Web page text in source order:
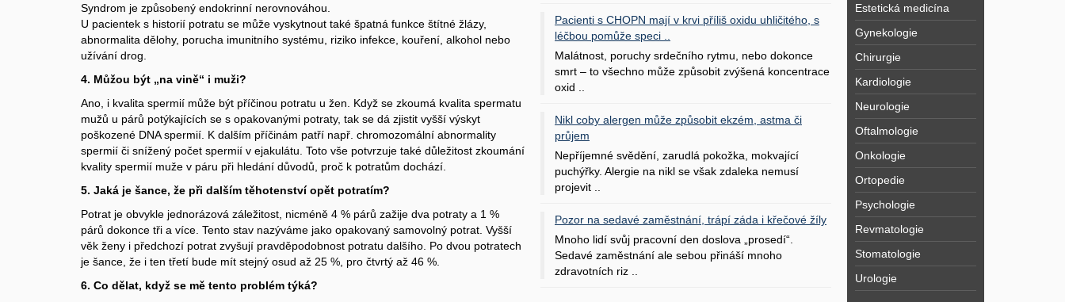
Syndrom je způsobený endokrinní nerovnováhou.
U pacientek s historií potratu se může vyskytnout také špatná funkce štítné žlázy,
abnormalita dělohy, porucha imunitního systému, riziko infekce, kouření, alkohol nebo
užívání drog.
4. Můžou být „na vině“ i muži?
Ano, i kvalita spermií může být příčinou potratu u žen. Když se zkoumá kvalita spermatu
mužů u párů potýkajících se s opakovanými potraty, tak se dá zjistit vyšší výskyt
poškozené DNA spermií. K dalším příčinám patří např. chromozomální abnormality
spermií či snížený počet spermií v ejakulátu. Toto vše potvrzuje také důležitost zkoumání
kvality spermií muže v páru při hledání důvodů, proč k potratům dochází.
5. Jaká je šance, že při dalším těhotenství opět potratím?
Potrat je obvykle jednorázová záležitost, nicméně 4 % párů zažije dva potraty a 1 %
párů dokonce tři a více. Tento stav nazýváme jako opakovaný samovolný potrat. Vyšší
věk ženy i předchozí potrat zvyšují pravděpodobnost potratu dalšího. Po dvou potratech
je šance, že i ten třetí bude mít stejný osud až 25 %, pro čtvrtý až 46 %.
6. Co dělat, když se mě tento problém týká?
Pacienti s CHOPN mají v krvi příliš oxidu uhličitého, s
léčbou pomůže speci ..
Malátnost, poruchy srdečního rytmu, nebo dokonce
smrt – to všechno může způsobit zvýšená koncentrace
oxid ..
Nikl coby alergen může způsobit ekzém, astma či
průjem
Nepříjemné svědění, zarudlá pokožka, mokvající
puchýřky. Alergie na nikl se však zdaleka nemusí
projevit ..
Pozor na sedavé zaměstnání, trápí záda i křečové žíly
Mnoho lidí svůj pracovní den doslova „prosedí“.
Sedavé zaměstnání ale sebou přináší mnoho
zdravotních riz ..
Estetická medicína
Gynekologie
Chirurgie
Kardiologie
Neurologie
Oftalmologie
Onkologie
Ortopedie
Psychologie
Revmatologie
Stomatologie
Urologie